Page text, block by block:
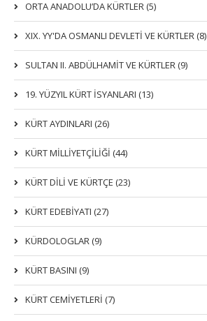
ORTA ANADOLU’DA KÜRTLER (5)
XIX. YY'DA OSMANLI DEVLETI VE KÜRTLER (8)
SULTAN II. ABDÜLHAMİT VE KÜRTLER (9)
19. YÜZYIL KÜRT İSYANLARI (13)
KÜRT AYDINLARI (26)
KÜRT MİLLİYETÇİLİĞİ (44)
KÜRT DİLİ VE KÜRTÇE (23)
KÜRT EDEBİYATI (27)
KÜRDOLOGLAR (9)
KÜRT BASINI (9)
KÜRT CEMİYETLERİ (7)